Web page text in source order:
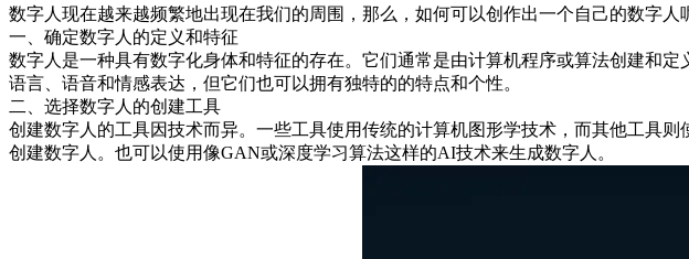
数字人现在越来越频繁地出现在我们的周围，那么，如何可以创作出一个自己的数字人
一、确定数字人的定义和特征
数字人是一种具有数字化身体和特征的存在。它们通常是由计算机程序或算法创建和
语言、语音和情感表达，但它们也可以拥有独特的的特点和个性。
二、选择数字人的创建工具
创建数字人的工具因技术而异。一些工具使用传统的计算机图形学技术，而其他工具
创建数字人。也可以使用像GAN或深度学习算法这样的AI技术来生成数字人。